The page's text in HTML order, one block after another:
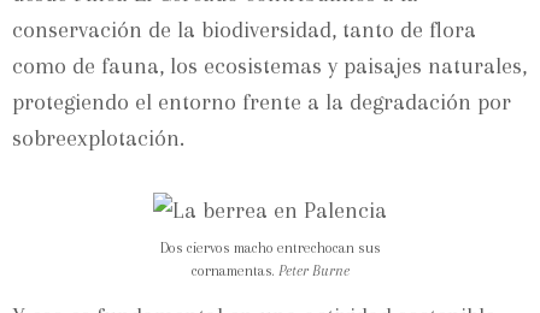
conservación de la biodiversidad, tanto de flora
como de fauna, los ecosistemas y paisajes naturales,
protegiendo el entorno frente a la degradación por
sobreexplotación.
Dos ciervos macho entrechocan sus
cornamentas. Peter Burne